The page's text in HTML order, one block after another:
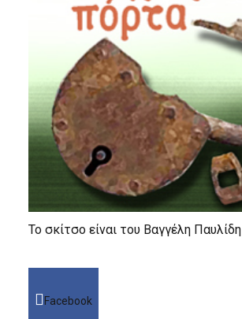
Το σκίτσο είναι του Βαγγέλη Παυλίδη
Facebook